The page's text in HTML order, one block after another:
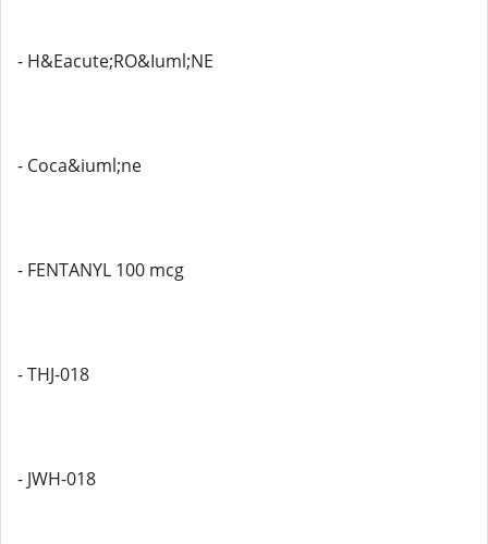
- H&Eacute;RO&Iuml;NE
- Coca&iuml;ne
- FENTANYL 100 mcg
- THJ-018
- JWH-018